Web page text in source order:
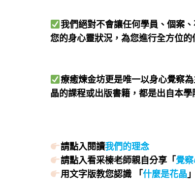
我們絕對不會讓任何學員、個案
您的身心靈狀況，為您進行全方位的
療癒煉金坊更是唯一以身心覺察
晶的課程或出版書籍，都是出自本
請點入閱讀我們的理念
請點入看采榛老師親自分享「覺
用文字版教您認識 「什麼是花晶」